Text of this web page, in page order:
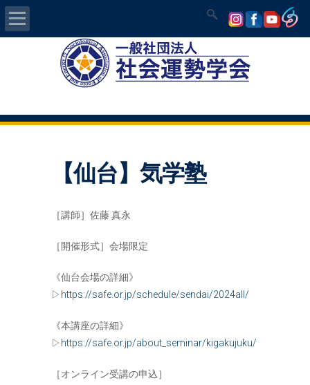
気学/易 セミナー
入会について
開運MAPS
【仙台】気学塾
［講師］佐藤 真永
［開催形式］会場限定
《仙台会場の詳細》
▷ https://safe.or.jp/schedule/sendai/2024all/
《本講座の詳細》
▷ https://safe.or.jp/about_seminar/kigakujuku/
［オンライン受講の申込］